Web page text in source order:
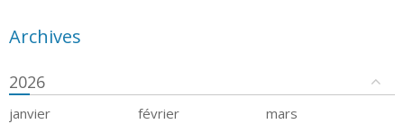
Archives
2026
janvier février
mars